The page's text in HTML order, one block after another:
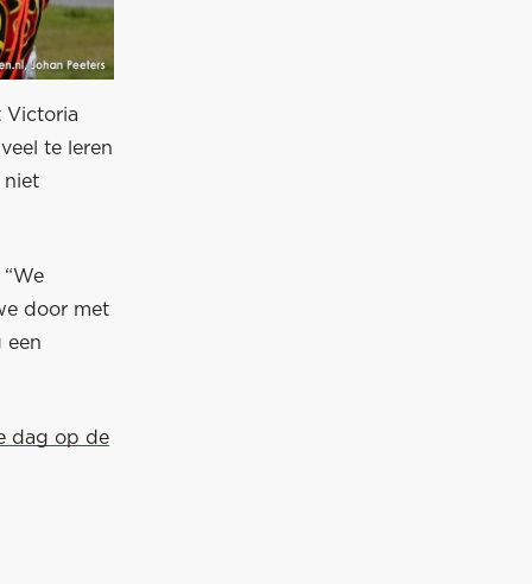
Victoria
te leren
niet
door met
een
dag op de